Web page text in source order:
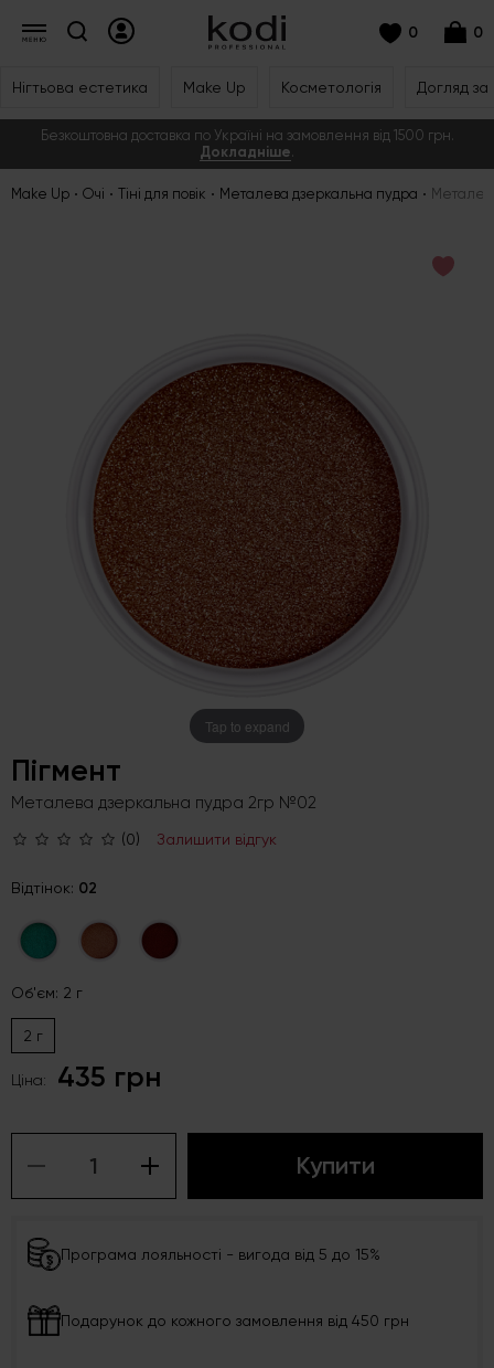
0 0
Нігтьова естетика Make Up Косметологія Догляд
Безкоштовна доставка по Україні на замовлення від 1500 грн.
Докладніше.
Make Up Очі Тіні для повік Металева дзеркальна пудра
Tap to expand
Пігмент
Металева дзеркальна пудра 2гр №02
(0) Залишити відгук
Відтінок: 02
Об'єм: 2 г
2 г
Ціна: 435 грн
Купити
Програма лояльності - вигода від 5 до 15%
Подарунок до кожного замовлення від 450 грн